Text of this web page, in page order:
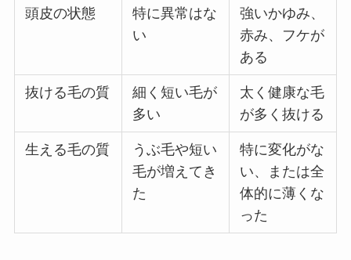
頭皮の状態
特に異常はな
い
強いかゆみ、
赤み、フケが
ある
抜ける毛の質
細く短い毛が
多い
太く健康な毛
が多く抜ける
生える毛の質
うぶ毛や短い
毛が増えてき
た
特に変化がな
い、または全
体的に薄くな
った